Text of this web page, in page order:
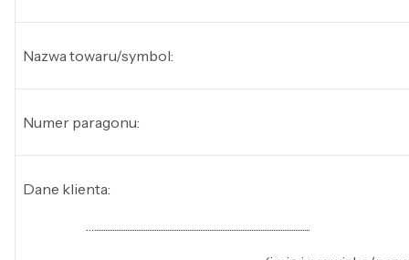
Nazwa towaru/symbol:
Numer paragonu:
Dane klienta:
…......................................................................................................................